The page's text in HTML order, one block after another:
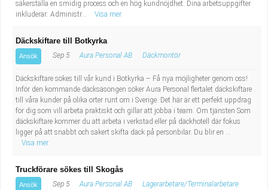
säkerställa en smidig process och en hög kundnöjdhet. Dina arbetsuppgifter
inkluderar: Administr...
Visa mer
Däckskiftare till Botkyrka
Ansök Sep 5 Aura Personal AB Däckmontör
Däckskiftare sökes till vår kund i Botkyrka – Få nya möjligheter genom oss!
Inför den kommande däcksäsongen söker Aura Personal flertalet däckskiftare
till våra kunder på olika orter runt om i Sverige. Det här är ett perfekt uppdrag
för dig som vill arbeta praktiskt och gillar att jobba i team. Om tjänsten Som
däckskiftare kommer du att arbeta i verkstad eller på däckhotell där fokus
ligger på att snabbt och säkert skifta däck på personbilar. Du blir en ...
Visa mer
Truckförare sökes till Skogås
Ansök Sep 5 Aura Personal AB Lagerarbetare/Terminalarbetare